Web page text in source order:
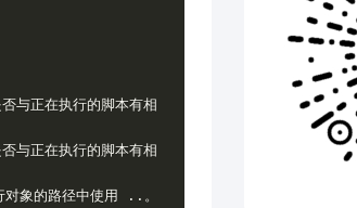
与正在执行的脚本有相
与正在执行的脚本有相
象的路径中使用 . . 。